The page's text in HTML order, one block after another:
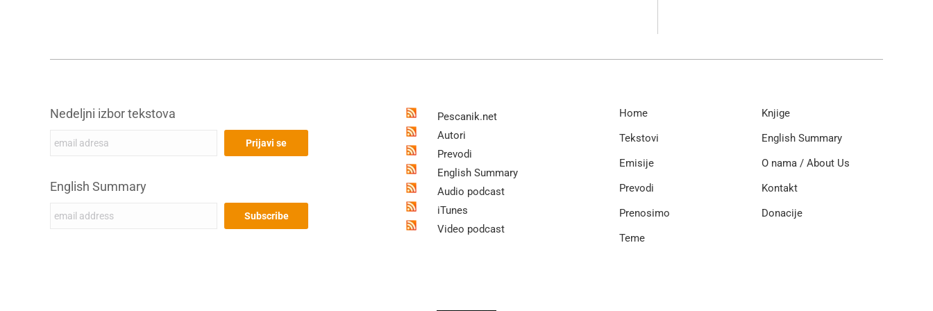
Nedeljni izbor tekstova
English Summary
Pescanik.net
Autori
Prevodi
English Summary
Audio podcast
iTunes
Video podcast
Home
Tekstovi
Emisije
Prevodi
Prenosimo
Teme
Knjige
English Summary
O nama / About Us
Kontakt
Donacije